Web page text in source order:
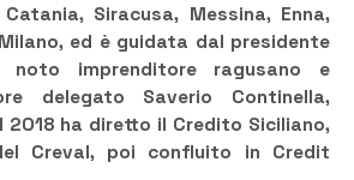
Siracusa, Messina, Enna,
ed è guidata dal presidente
noto imprenditore ragusano e
delegato Saverio Continella,
2018 ha diretto il Credito Siciliano,
Creval, poi confluito in Credit